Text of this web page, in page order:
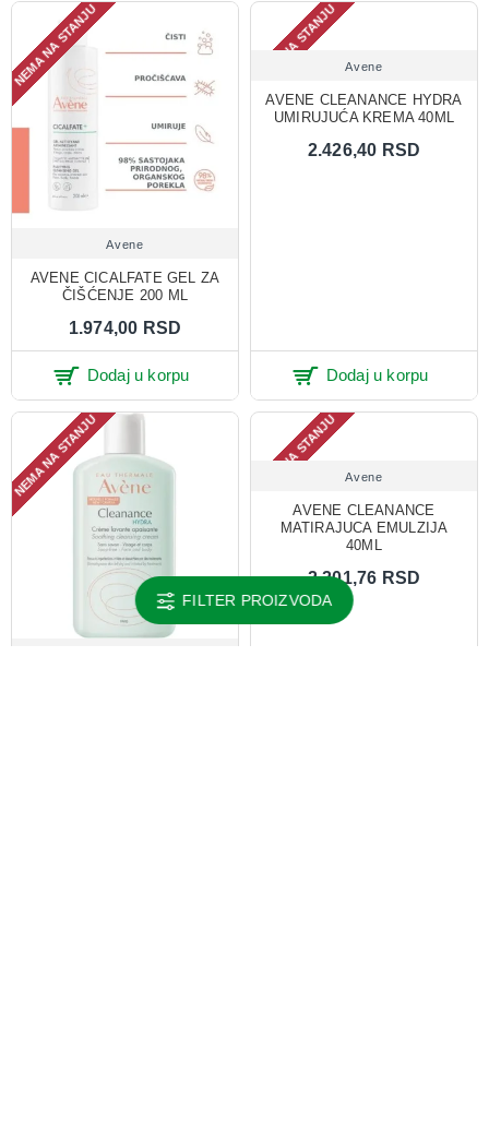
NEMA NA STANJU
Avene
AVENE CICALFATE GEL ZA
ČIŠĆENJE 200 ML
1.974,00 RSD
Dodaj u korpu
NEMA NA STANJU Avene
AVENE CLEANANCE HYDRA
UMIRUJUĆA KREMA 40ML
2.426,40 RSD
Dodaj u korpu
NEMA NA STANJU NEMA NA STANJU Avene
AVENE CLEANANCE
MATIRAJUCA EMULZIJA
40ML
2.201,76 RSD
FILTER PROIZVODA